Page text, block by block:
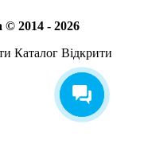
© 2014 - 2026
Каталог Відкрити